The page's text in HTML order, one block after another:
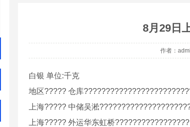
8月29日
作者：
白银 单位:千克
地区????? 仓库
上海????? 中储吴淞
上海????? 外运华东虹桥